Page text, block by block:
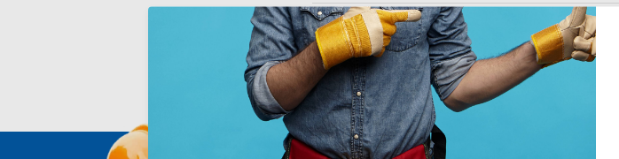
Geen producten gevonden!...